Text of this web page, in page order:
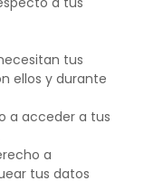
tus
ellos y durante
a acceder a tus
a
tus datos